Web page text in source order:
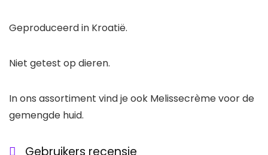
Geproduceerd in Kroatië.
Niet getest op dieren.
In ons assortiment vind je ook Melissecrème voor de
gemengde huid.
Gebruikers recensie